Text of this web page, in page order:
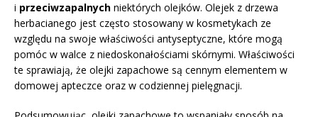
i przeciwzapalnych niektórych olejków. Olejek z drzewa
herbacianego jest często stosowany w kosmetykach ze
względu na swoje właściwości antyseptyczne, które mogą
pomóc w walce z niedoskonałościami skórnymi. Właściwości
te sprawiają, że olejki zapachowe są cennym elementem w
domowej apteczce oraz w codziennej pielęgnacji.